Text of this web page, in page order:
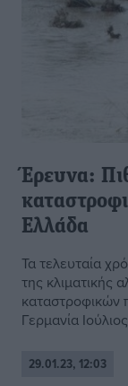
Έρευνα:
Ελλάδα
Τα τελευταία
της κλιματικής
καταστροφικών
Γερμανία
29.01.23, 12:03